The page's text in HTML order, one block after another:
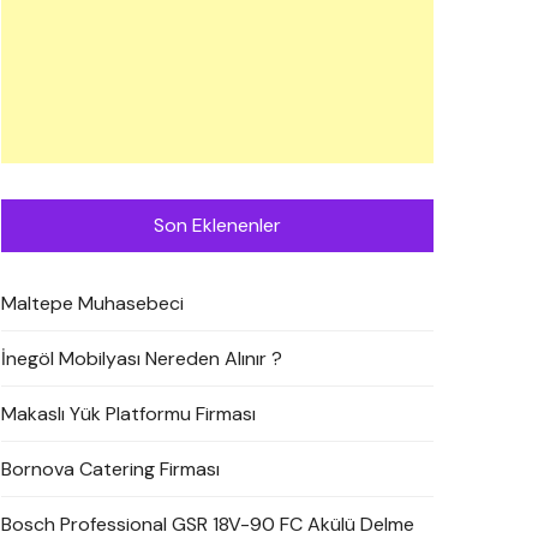
Son Eklenenler
Maltepe Muhasebeci
İnegöl Mobilyası Nereden Alınır ?
Makaslı Yük Platformu Firması
Bornova Catering Firması
Bosch Professional GSR 18V-90 FC Akülü Delme